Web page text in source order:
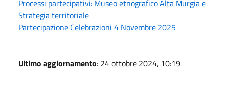
Processi partecipativi: Museo etnografico Alta Murgia e
Strategia territoriale
Partecipazione Celebrazioni 4 Novembre 2025
Ultimo aggiornamento: 24 ottobre 2024, 10:19